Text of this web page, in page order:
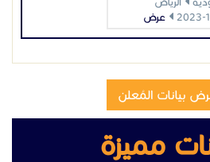
سلالم مخارج طوارئ